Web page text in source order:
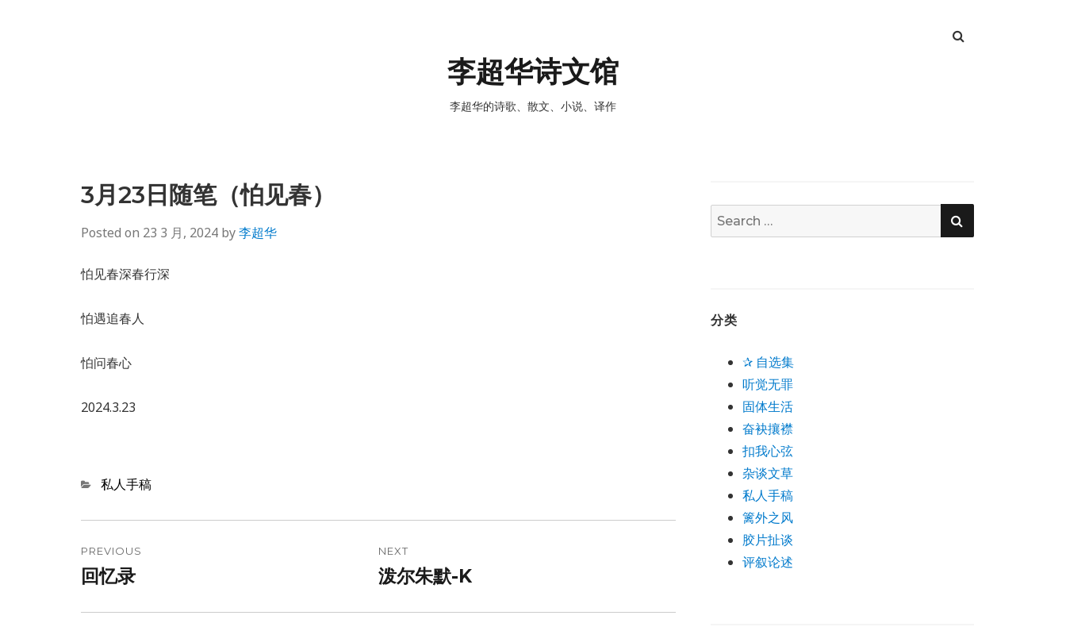
李超华诗文馆
李超华的诗歌、散文、小说、译作
3月23日随笔（怕见春）
Posted on 23 3 月, 2024 by李超华
怕见春深春行深
怕遇追春人
怕问春心
2024.3.23
Categories
私人手稿
章
导
航
PREVIOUS
Previous
回忆录
NEXT
Next
泼尔朱默-K
Search
for:
SEARCH
分类
✰ 自选集
听觉无罪
固体生活
奋袂攘襟
扣我心弦
杂谈文草
私人手稿
篱外之风
胶片扯谈
评叙论述